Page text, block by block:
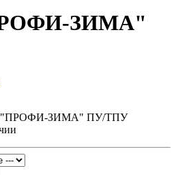
ЗИМА"
"ПРОФИ-ЗИМА" ПУ/ТПУ